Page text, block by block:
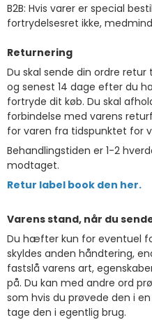
B2B: Hvis varer er special
fortrydelsesret ikke,
Returnering
Du skal sende din ordre
og senest 14 dage efter du
fortryde dit køb. Du skal
forbindelse med varens
for varen fra tidspunktet for
Behandlingstiden er 1-2
modtaget.
Retur label book den her.
Varens stand, når du
Du hæfter kun for eventuel
skyldes anden håndtering,
fastslå varens art,
på. Du kan med andre ord
som hvis du prøvede den i
tage den i egentlig brug.